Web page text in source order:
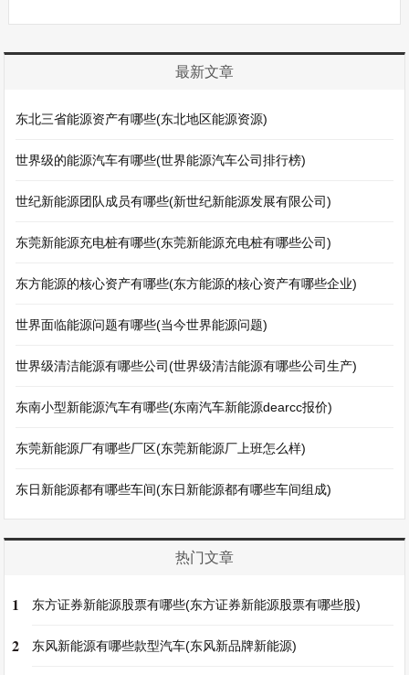
最新文章
东北三省能源资产有哪些(东北地区能源资源)
世界级的能源汽车有哪些(世界能源汽车公司排行榜)
世纪新能源团队成员有哪些(新世纪新能源发展有限公司)
东莞新能源充电桩有哪些(东莞新能源充电桩有哪些公司)
东方能源的核心资产有哪些(东方能源的核心资产有哪些企业)
世界面临能源问题有哪些(当今世界能源问题)
世界级清洁能源有哪些公司(世界级清洁能源有哪些公司生产)
东南小型新能源汽车有哪些(东南汽车新能源dearcc报价)
东莞新能源厂有哪些厂区(东莞新能源厂上班怎么样)
东日新能源都有哪些车间(东日新能源都有哪些车间组成)
热门文章
1 东方证券新能源股票有哪些(东方证券新能源股票有哪些股)
2 东风新能源有哪些款型汽车(东风新品牌新能源)